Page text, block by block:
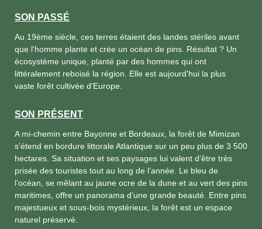
SON PASSÉ
Au 19ème siècle, ces terres étaient des landes stériles avant
que l'homme plante et crée un océan de pins. Résultat ? Un
écosystème unique, planté par des hommes qui ont
littéralement reboisé la région. Elle est aujourd'hui la plus
vaste forêt cultivée d'Europe.
SON PRÉSENT
A mi-chemin entre Bayonne et Bordeaux, la forêt de Mimizan
s’étend en bordure littorale Atlantique sur un peu plus de 3 500
hectares. Sa situation et ses paysages lui valent d’être très
prisée des touristes tout au long de l’année. Le bleu de
l’océan, se mêlant au jaune ocre de la dune et au vert des pins
maritimes, offre un panorama d’une grande beauté. Entre pins
majestueux et sous-bois mystérieux, la forêt est un espace
naturel préservé.